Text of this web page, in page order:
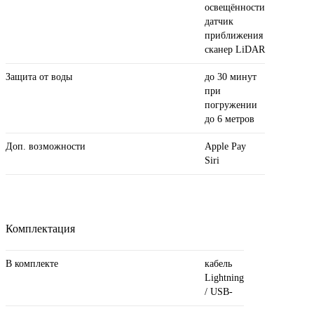
освещённости
датчик
приближения
сканер LiDAR
Защита от воды
до 30 минут
при
погружении
до 6 метров
Доп. возможности
Apple Pay
Siri
Комплектация
В комплекте
кабель
Lightning
/ USB-